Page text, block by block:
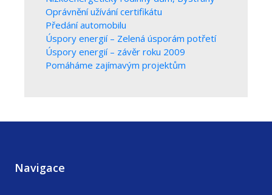
Oprávnění užívání certifikátu
Předání automobilu
Úspory energií – Zelená úsporám potřetí
Úspory energií – závěr roku 2009
Pomáháme zajímavým projektům
Navigace